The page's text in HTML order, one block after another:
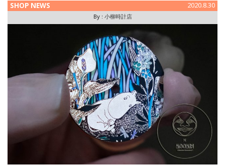
SHOP NEWS 2020.8.30
By : 小柳時計店